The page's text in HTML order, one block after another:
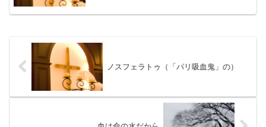
ノスフェラトゥ（「パリ吸血鬼」の）